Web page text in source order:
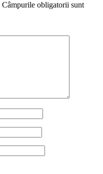
Câmpurile obligatorii sunt